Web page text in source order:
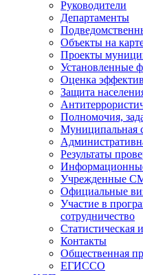
Руководители
Департаменты
Объекты на
Проекты
Установленные
Оценка
Защита
Полномочия,
Муниципальная
Результаты
Учрежденные
Официальные
Участие в
сотрудничество
Статистическая
Контакты
Общественная
ЕГИССО